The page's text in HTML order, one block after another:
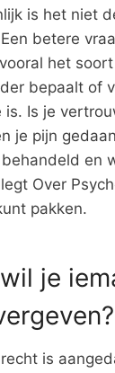
is het niet
betere
het
bepaalt of
is. Is je
je pijn
en
Over
pakken.
je
is